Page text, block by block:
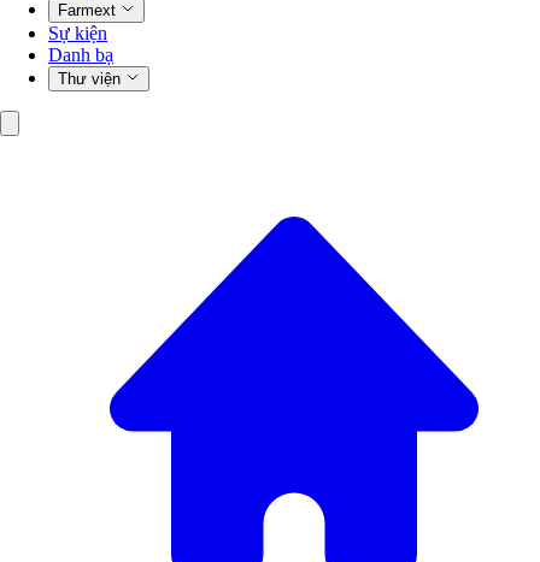
Farmext
Sự kiện
Danh bạ
Thư viện